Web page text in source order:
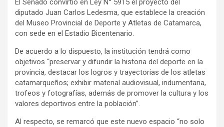
El Senado convirtió en Ley N° 5915 el proyecto del
diputado Juan Carlos Ledesma, que establece la creación
del Museo Provincial de Deporte y Atletas de Catamarca,
con sede en el Estadio Bicentenario.
De acuerdo a lo dispuesto, la institución tendrá como
objetivos “preservar y difundir la historia del deporte en la
provincia, destacar los logros y trayectorias de los atletas
catamarqueños; exhibir material audiovisual, indumentaria,
trofeos y fotografías, además de promover la cultura y los
valores deportivos entre la población”.
Al respecto, se remarcó que este nuevo espacio “no solo